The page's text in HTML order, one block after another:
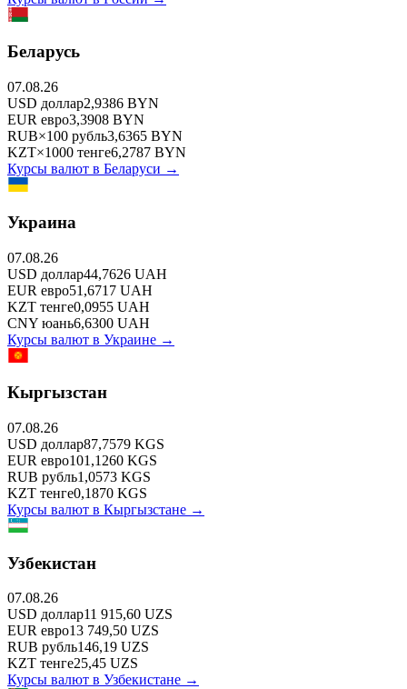
Беларусь
07.08.26
USD доллар2,9386 BYN
EUR евро3,3908 BYN
RUB×100 рубль3,6365 BYN
KZT×1000 тенге6,2787 BYN
Курсы валют в Беларуси →
Украина
07.08.26
USD доллар44,7626 UAH
EUR евро51,6717 UAH
KZT тенге0,0955 UAH
CNY юань6,6300 UAH
Курсы валют в Украине →
Кыргызстан
07.08.26
USD доллар87,7579 KGS
EUR евро101,1260 KGS
RUB рубль1,0573 KGS
KZT тенге0,1870 KGS
Курсы валют в Кыргызстане →
Узбекистан
07.08.26
USD доллар11 915,60 UZS
EUR евро13 749,50 UZS
RUB рубль146,19 UZS
KZT тенге25,45 UZS
Курсы валют в Узбекистане →